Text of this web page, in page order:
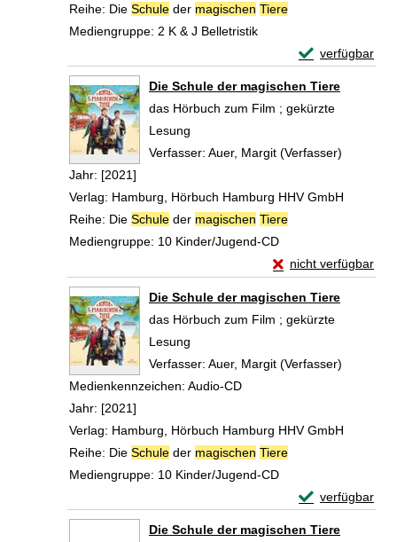
Reihe: Die Schule der magischen Tiere
Mediengruppe: 2 K & J Belletristik
verfügbar
Exemplar-
Die Schule der magischen Tiere
das Hörbuch zum Film ; gekürzte
Lesung
Verfasser: Auer, Margit (Verfasser)
Jahr: [2021]
Verlag: Hamburg, Hörbuch Hamburg HHV GmbH
Reihe: Die Schule der magischen Tiere
Mediengruppe: 10 Kinder/Jugend-CD
nicht verfügbar
Exemplar-Details
Die Schule der magischen Tiere
das Hörbuch zum Film ; gekürzte
Lesung
Verfasser: Auer, Margit (Verfasser)
Medienkennzeichen: Audio-CD
Jahr: [2021]
Verlag: Hamburg, Hörbuch Hamburg HHV GmbH
Reihe: Die Schule der magischen Tiere
Mediengruppe: 10 Kinder/Jugend-CD
verfügbar
Exemplar-
Die Schule der magischen Tiere